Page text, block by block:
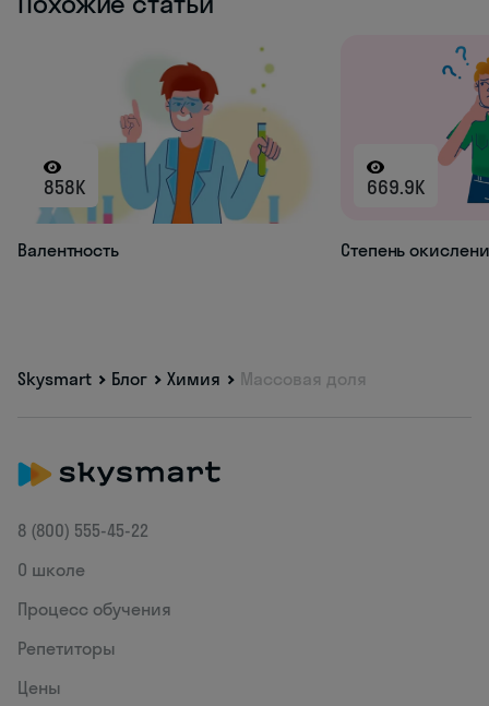
858K
Валентность
669.9K
Степень
Skysmart Блог Химия Массовая доля
8 (800) 555‑45-22
О школе
Процесс обучения
Репетиторы
Цены